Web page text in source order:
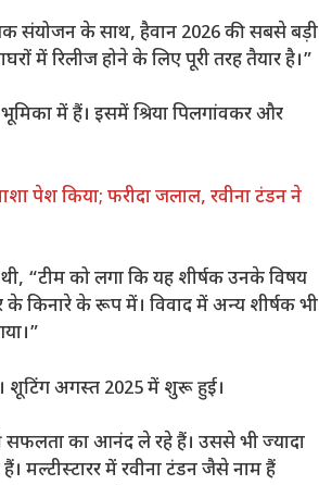
संयोजन के साथ, हैवान 2026 की सबसे बड़ी
में रिलीज होने के लिए पूरी तरह तैयार है।”
में हैं। इसमें श्रिया पिलगांवकर और
पेश किया; फरीदा जलाल, रवीना टंडन ने
“टीम को लगा कि यह शीर्षक उनके विषय
किनारे के रूप में। विवाद में अन्य शीर्षक भी
अगस्त 2025 में शुरू हुई।
सफलता का आनंद ले रहे हैं। उससे भी ज्यादा
मल्टीस्टारर में रवीना टंडन जैसे नाम हैं